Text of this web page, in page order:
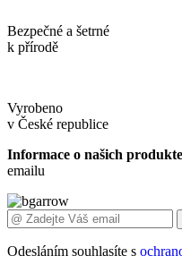
Bezpečné a šetrné
k přírodě
Vyrobeno
v České republice
Informace o našich
emailu
Odesláním souhlasíte s